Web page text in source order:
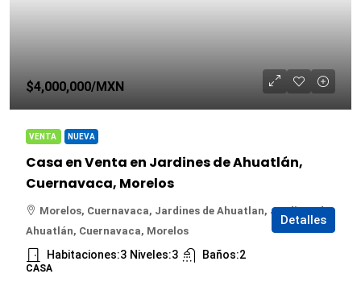
$4,000,000/MXN
VENTA NUEVA
Casa en Venta en Jardines de Ahuatlán,
Cuernavaca, Morelos
Morelos, Cuernavaca, Jardines de Ahuatlan, Jardines de
Ahuatlán, Cuernavaca, Morelos
Habitaciones:3 Niveles:3 Baños:2
CASA
Detalles